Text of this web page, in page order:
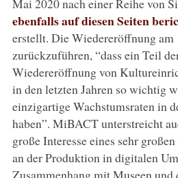
ebenfalls auf diesen Seiten
erstellt. Die Wiedereröffnung am
zurückzuführen, “dass ein Teil
Wiedereröffnung von
in den letzten Jahren so wichtig
einzigartige Wachstumsraten in
haben”. MiBACT unterstreicht
große Interesse eines sehr
an der Produktion in digitalen
Zusammenhang mit Museen und